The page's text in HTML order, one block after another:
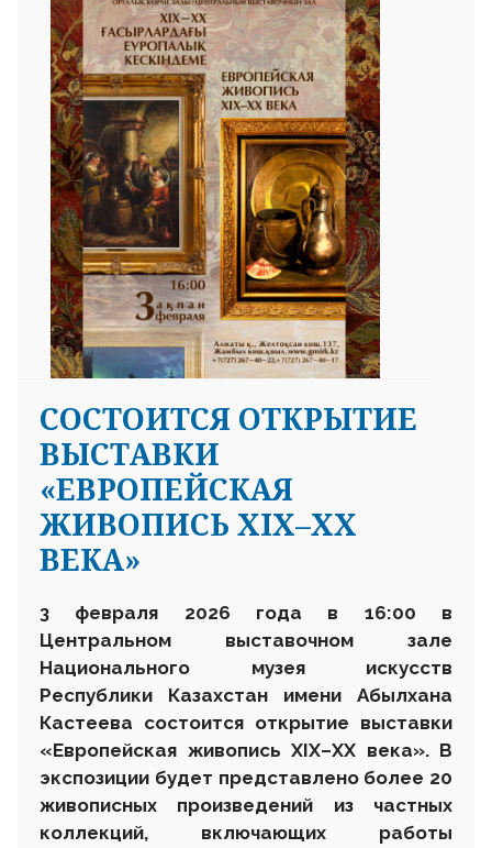
СОСТОИТСЯ ОТКРЫТИЕ
ВЫСТАВКИ
«ЕВРОПЕЙСКАЯ
ЖИВОПИСЬ XIX–XX
ВЕКА»
3 февраля 2026 года в 16:00 в
Центральном выставочном зале
Национального музея искусств
Республики Казахстан имени Абылхана
Кастеева состоится открытие выставки
«Европейская живопись XIX–XX века». В
экспозиции будет представлено более 20
живописных произведений из частных
коллекций, включающих работы